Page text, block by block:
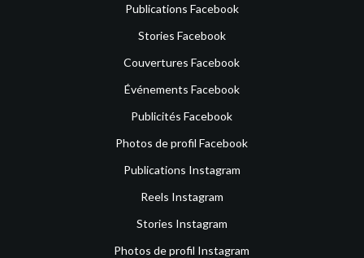
Publications Facebook
Stories Facebook
Couvertures Facebook
Événements Facebook
Publicités Facebook
Photos de profil Facebook
Publications Instagram
Reels Instagram
Stories Instagram
Photos de profil Instagram